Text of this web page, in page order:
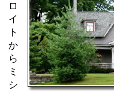
ロ
イ
ト
か
ら
ミ
シ